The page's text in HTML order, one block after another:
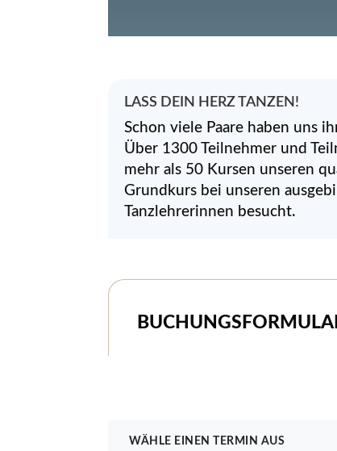
LASS DEIN HERZ TANZEN!
Schon viele Paare haben uns
Über 1300 Teilnehmer und
mehr als 50 Kursen unseren
Grundkurs bei unseren
Tanzlehrerinnen besucht.